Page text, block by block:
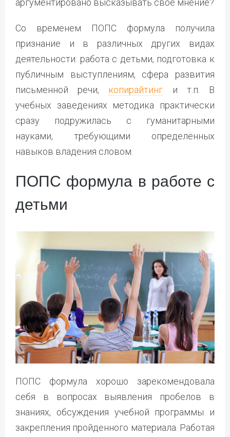
аргументировано высказывать своё мнение?
Со временем ПОПС формула получила
признание и в различных других видах
деятельности: работа с детьми, подготовка к
публичным выступлениям, сфера развития
письменной речи, копирайтинг и т.п. В
учебных заведениях методика практически
сразу подружилась с гуманитарными
науками, требующими определённых
навыков владения словом.
ПОПС формула в работе с
детьми
ПОПС формула хорошо зарекомендовала
себя в вопросах выявления пробелов в
знаниях, обсуждения учебной программы и
закрепления пройденного материала. Работая